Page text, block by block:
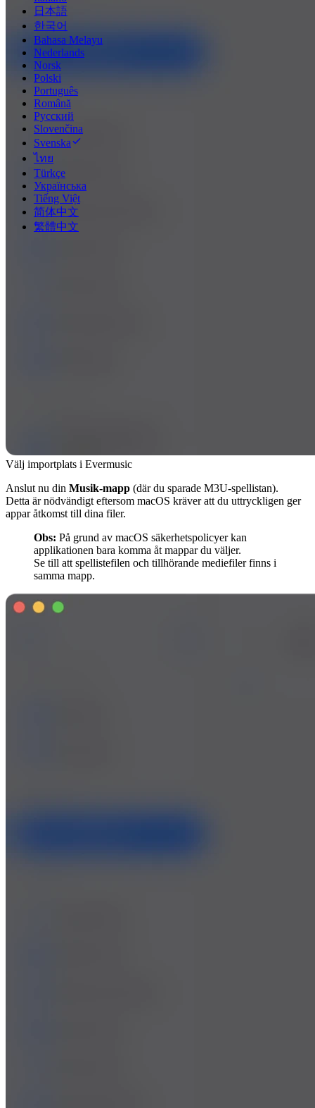
日本語
한국어
Bahasa Melayu
Nederlands
Norsk
Polski
Português
Română
Русский
Slovenčina
Svenska
ไทย
Türkçe
Українська
Tiếng Việt
简体中文
繁體中文
Välj importplats i Evermusic
Anslut nu din Musik-mapp (där du sparade M3U-spellistan).
Detta är nödvändigt eftersom macOS kräver att du uttryckligen ger
appar åtkomst till dina filer.
Obs: På grund av macOS säkerhetspolicyer kan
applikationen bara komma åt mappar du väljer.
Se till att spellistefilen och tillhörande mediefiler finns i
samma mapp.